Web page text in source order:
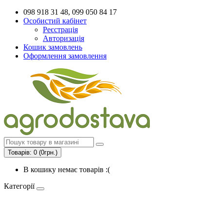
098 918 31 48, 099 050 84 17
Особистий кабінет
Реєстрація
Авторизація
Кошик замовлень
Оформлення замовлення
Товарів: 0 (0грн.)
В кошику немає товарів :(
Категорії